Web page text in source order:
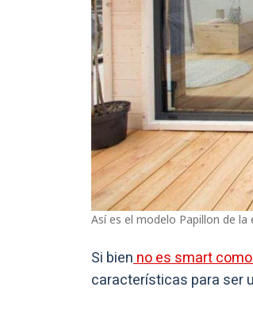
Así es el modelo Papillon de la
Si bienno es smart
características para ser